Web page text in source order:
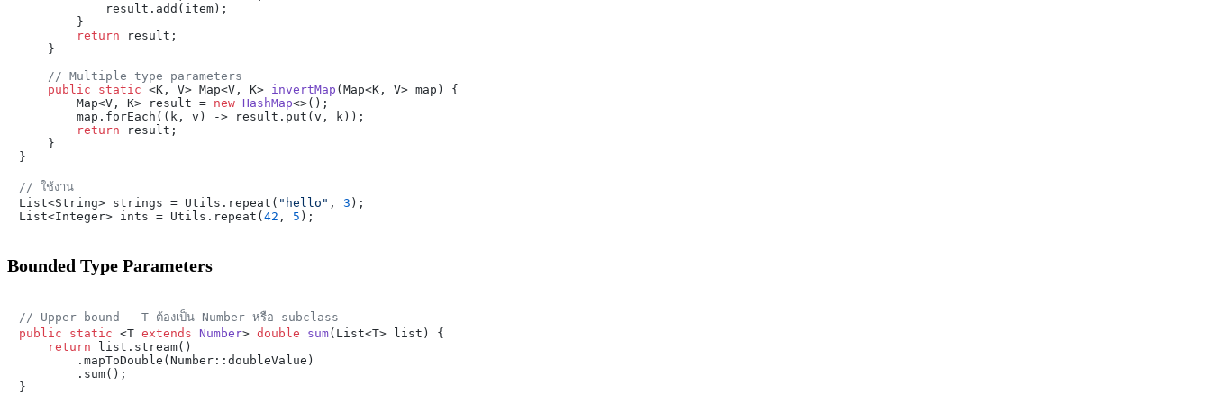
            result.add(item);
        }
return result;
    }
// Multiple type parameters
public
static <K, V> Map<V, K> invertMap (Map<K, V> map)
{
        Map<V, K> result =
new HashMap<>();
        map.forEach((k, v) -> result.put(v, k));
return result;
    }
}
// ใช้งาน
List<String> strings = Utils.repeat( "hello" , 3 );
List<Integer> ints = Utils.repeat( 42 , 5
Bounded Type Parameters
// Upper bound - T ต้องเป็น Number หรือ subclass
public
static <T extends Number> double sum(List<T> list)
{
return list.stream()
        .mapToDouble(Number::doubleValue)
        .sum();
}